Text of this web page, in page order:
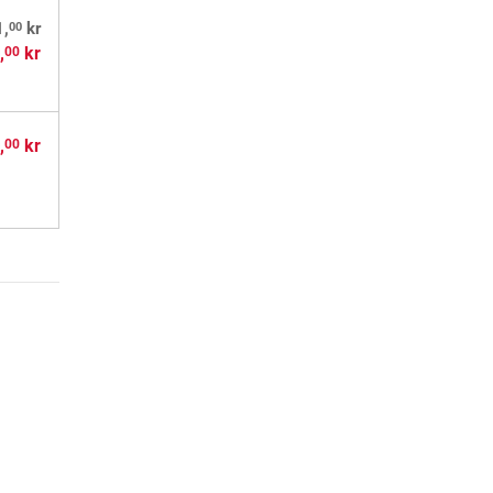
00 kr
00 kr
00 kr